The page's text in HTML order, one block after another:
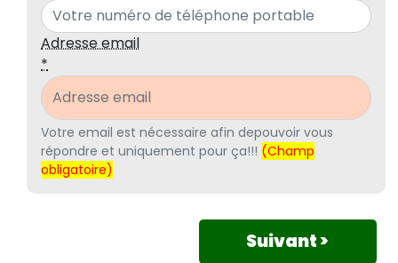
Adresse email
*
Votre email est nécessaire afin depouvoir vous
répondre et uniquement pour ça!!! (Champ
obligatoire)
Suivant >